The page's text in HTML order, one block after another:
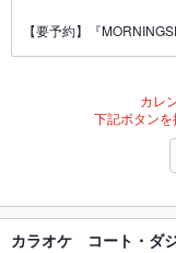
【要予約】『
カレ
下記ボタンを
カラオケ コート・ダ